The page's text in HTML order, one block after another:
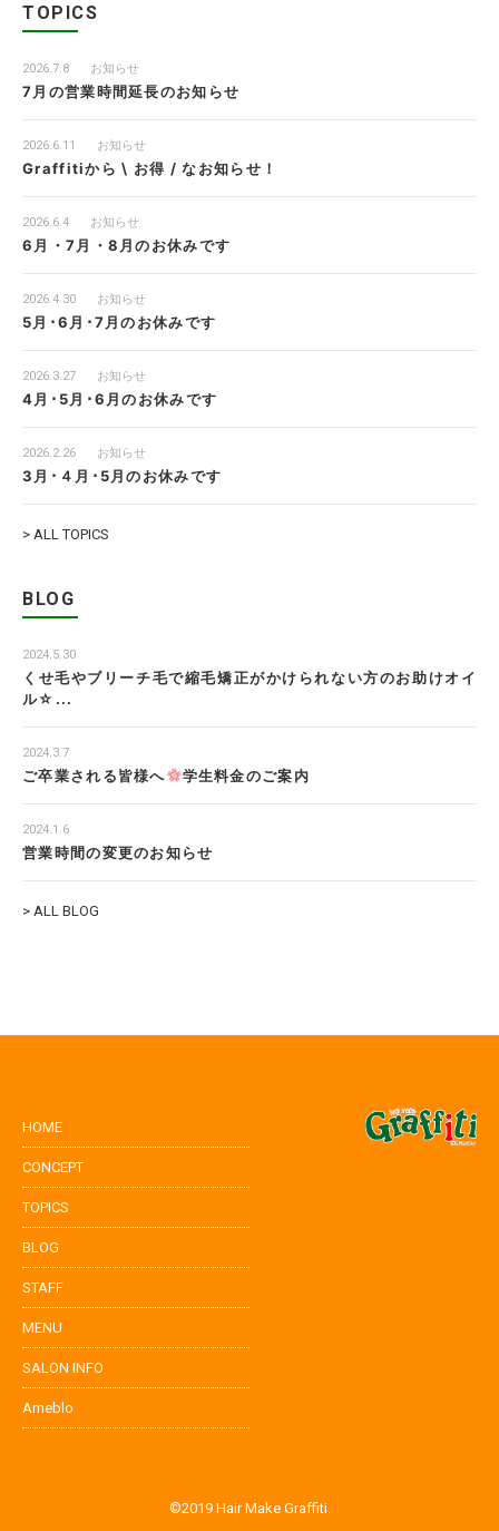
TOPICS
2026.7.8 お知らせ
7月の営業時間延長のお知らせ
2026.6.11 お知らせ
Graffitiから \ お得 / なお知らせ！
2026.6.4 お知らせ
6月・7月・8月のお休みです
2026.4.30 お知らせ
5月･6月･7月のお休みです
2026.3.27 お知らせ
4月･5月･6月のお休みです
2026.2.26 お知らせ
3月･４月･5月のお休みです
> ALL TOPICS
BLOG
2024.5.30
くせ毛やブリーチ毛で縮毛矯正がかけられない方のお助けオイ
ル☆...
2024.3.7
ご卒業される皆様へ 学生料金のご案内
2024.1.6
営業時間の変更のお知らせ
> ALL BLOG
HOME
CONCEPT
TOPICS
BLOG
STAFF
MENU
SALON INFO
Ameblo
©2019 Hair Make Graffiti.